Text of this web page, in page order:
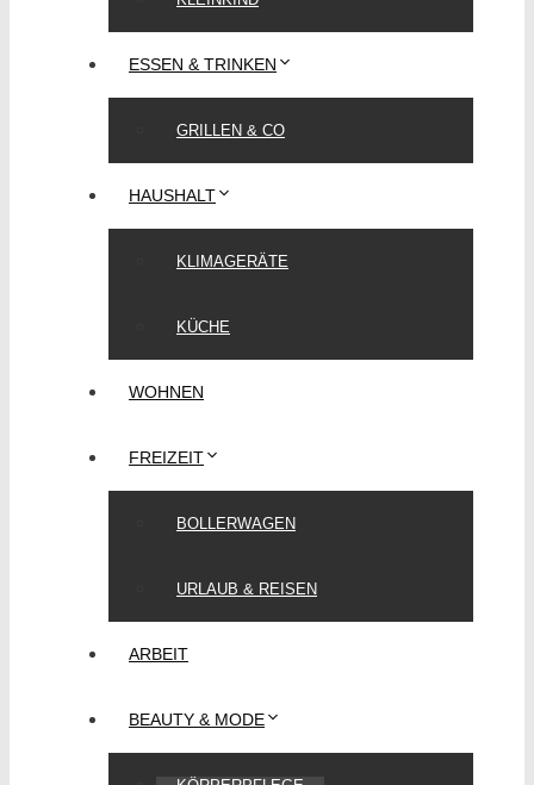
ESSEN & TRINKEN
GRILLEN & CO
HAUSHALT
KLIMAGERÄTE
KÜCHE
WOHNEN
FREIZEIT
BOLLERWAGEN
URLAUB & REISEN
ARBEIT
BEAUTY & MODE